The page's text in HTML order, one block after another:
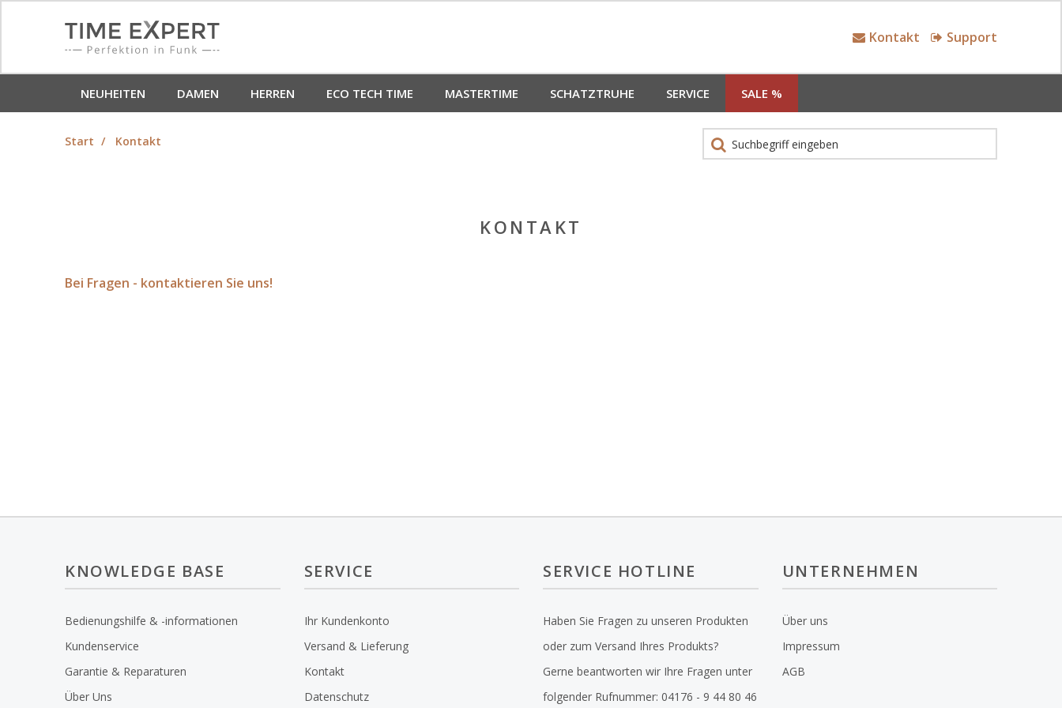
Kontakt Support
NEUHEITEN DAMEN HERREN ECO TECH TIME MASTERTIME SCHATZTRUHE SERVICE SALE %
Start Kontakt
KONTAKT
Bei Fragen - kontaktieren Sie uns!
KNOWLEDGE BASE
Bedienungshilfe & -informationen
Kundenservice
Garantie & Reparaturen
Über Uns
SERVICE
Ihr Kundenkonto
Versand & Lieferung
Kontakt
Datenschutz
SERVICE HOTLINE
Haben Sie Fragen zu unseren Produkten
oder zum Versand Ihres Produkts?
Gerne beantworten wir Ihre Fragen unter
folgender Rufnummer: 04176 - 9 44 80 46
UNTERNEHMEN
Über uns
Impressum
AGB